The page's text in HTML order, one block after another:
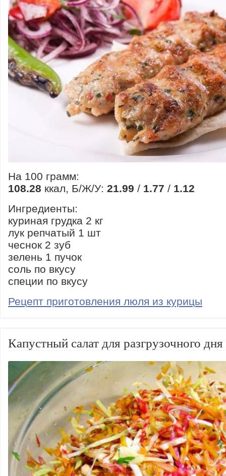
На 100 грамм:
108.28 ккал, Б/Ж/У: 21.99 / 1.77 / 1.12
Ингредиенты:
куриная грудка 2 кг
лук репчатый 1 шт
чеснок 2 зуб
зелень 1 пучок
соль по вкусу
специи по вкусу
Рецепт приготовления люля из курицы
Капустный салат для разгрузочного дня